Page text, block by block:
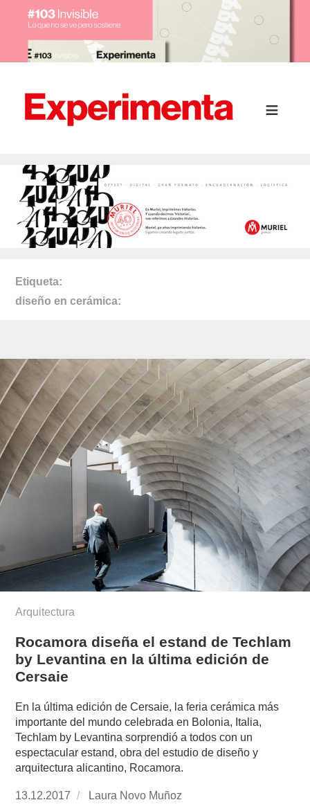
Etiqueta
diseño en cerámica
Arquitectura
Rocamora diseña el estand de Techlam
by Levantina en la última edición de
Cersaie
En la última edición de Cersaie, la feria cerámica más
importante del mundo celebrada en Bolonia, Italia,
Techlam by Levantina sorprendió a todos con un
espectacular estand, obra del estudio de diseño y
arquitectura alicantino, Rocamora.
Publicado
13.12.2017
https://www.experimenta.es/author/laura-
Laura Novo Muñoz